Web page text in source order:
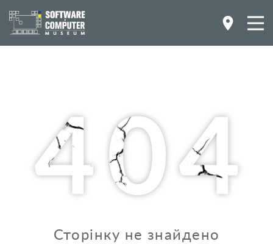
Сторінку не знайдено